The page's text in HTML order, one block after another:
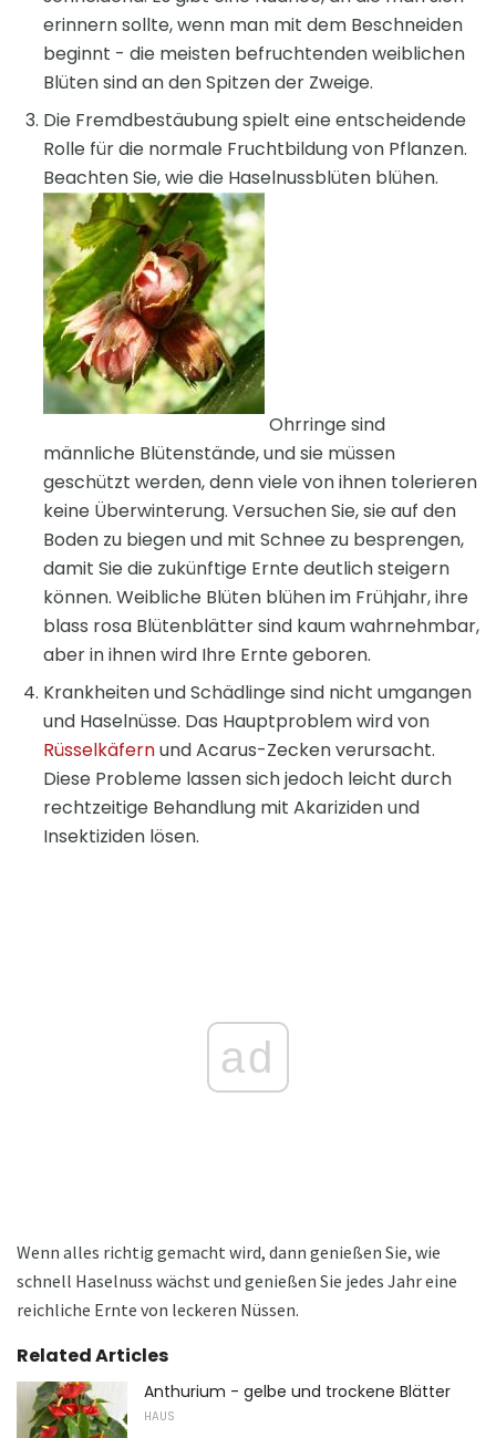
erinnern sollte, wenn man mit dem Beschneiden
beginnt - die meisten befruchtenden weiblichen
Blüten sind an den Spitzen der Zweige.
Die Fremdbestäubung spielt eine entscheidende
Rolle für die normale Fruchtbildung von Pflanzen.
Beachten Sie, wie die Haselnussblüten blühen.
Ohrringe sind
männliche Blütenstände, und sie müssen
geschützt werden, denn viele von ihnen tolerieren
keine Überwinterung. Versuchen Sie, sie auf den
Boden zu biegen und mit Schnee zu besprengen,
damit Sie die zukünftige Ernte deutlich steigern
können. Weibliche Blüten blühen im Frühjahr, ihre
blass rosa Blütenblätter sind kaum wahrnehmbar,
aber in ihnen wird Ihre Ernte geboren.
Krankheiten und Schädlinge sind nicht umgangen
und Haselnüsse. Das Hauptproblem wird von
Rüsselkäfernund Acarus-Zecken verursacht.
Diese Probleme lassen sich jedoch leicht durch
rechtzeitige Behandlung mit Akariziden und
Insektiziden lösen.
ad
Wenn alles richtig gemacht wird, dann genießen Sie, wie
schnell Haselnuss wächst und genießen Sie jedes Jahr eine
reichliche Ernte von leckeren Nüssen.
Related Articles
Anthurium - gelbe und trockene Blätter
HAUS